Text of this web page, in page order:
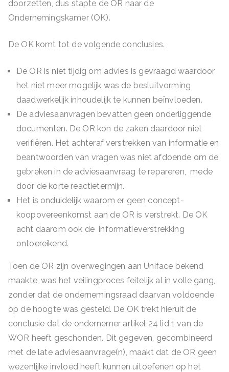
doorzetten, dus stapte de OR naar de
Ondernemingskamer (OK).
De OK komt tot de volgende conclusies.
De OR is niet tijdig om advies is gevraagd waardoor
het niet meer mogelijk was de besluitvorming
daadwerkelijk inhoudelijk te kunnen beïnvloeden.
De adviesaanvragen bevatten geen onderliggende
documenten. De OR kon de zaken daardoor niet
verifiëren. Het achteraf verstrekken van informatie en
beantwoorden van vragen was niet afdoende om de
gebreken in de adviesaanvraag te repareren, mede
door de korte reactietermijn.
Het is onduidelijk waarom er geen concept-
koopovereenkomst aan de OR is verstrekt. De OK
acht daarom ook de informatieverstrekking
ontoereikend.
Toen de OR zijn overwegingen aan Uniface bekend
maakte, was het veilingproces feitelijk al in volle gang,
zonder dat de ondernemingsraad daarvan voldoende
op de hoogte was gesteld. De OK trekt hieruit de
conclusie dat de ondernemer artikel 24 lid 1 van de
WOR heeft geschonden. Dit gegeven, gecombineerd
met de late adviesaanvrage(n), maakt dat de OR geen
wezenlijke invloed heeft kunnen uitoefenen op het